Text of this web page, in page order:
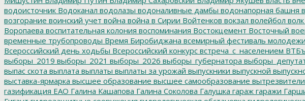
водоисточник Водоканал водолазы водоналивные дамбы водонапорная башня
возгорание воинский учет война война в Сирии Войтенков вокзал волейбол волк
Воропаева воспитательная колония воспоминания Востокцемент Восточный
временные трубопроводы Время Биробиджана всемирный фестиваль
Всероссийский день ходьбы Всероссийский конкурс встреча_с_населением ВТБъ
выборы_2019 выборы_2021 выборы_2026 выборы_губернатора
выпас скота выплата выплаты выплаты за урожай выпускники выпускной
выставка-ярмарка высшее образование высшее самообразование вытрезвители
газификация ЕАО Галина Кашапова Галина Соколова Галушка гараж гаражи